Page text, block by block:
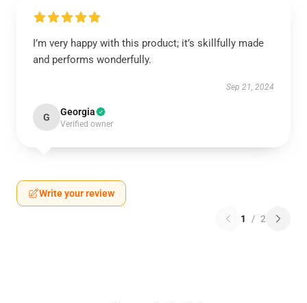
I’m very happy with this product; it’s skillfully made
and performs wonderfully.
Sep 21, 2024
G Georgia
Verified owner
Write your review
1 / 2